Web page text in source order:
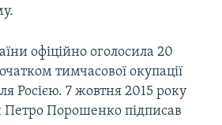
офіційно оголосила 20
тимчасової окупації
Росією. 7 жовтня 2015 року
Петро Порошенко підписав